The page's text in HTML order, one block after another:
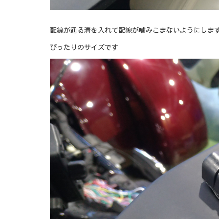
配線が通る溝を入れて配線が噛みこまないようにしま
ぴったりのサイズです